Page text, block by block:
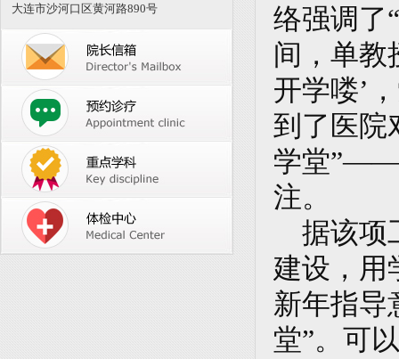
大连市沙河口区黄河路890号
络强调了
间，单教
开学喽’
到了医
学堂”——
注。
据该项
建设，用
新年指导
堂”。可